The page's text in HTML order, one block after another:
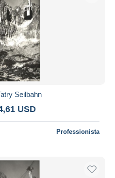
Seilbahn
USD
Professionista